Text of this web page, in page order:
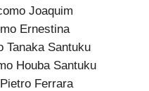
Joaquim
Ernestina
Tanaka Santuku
Houba Santuku
Ferrara